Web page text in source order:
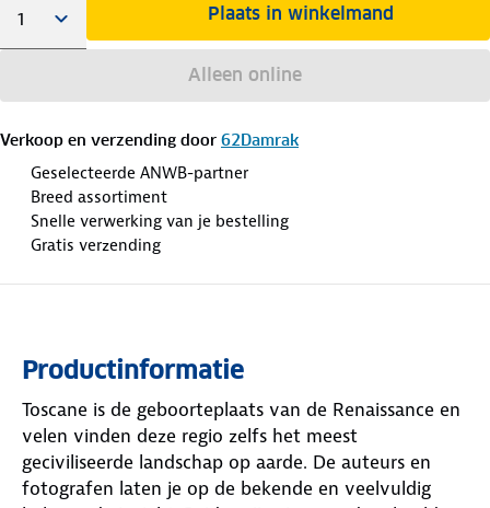
Plaats in winkelmand
Alleen online
Verkoop en verzending door 62Damrak
Geselecteerde ANWB-partner
Breed assortiment
Snelle verwerking van je bestelling
Gratis verzending
Productinformatie
Toscane is de geboorteplaats van de Renaissance en
velen vinden deze regio zelfs het meest
geciviliseerde landschap op aarde. De auteurs en
fotografen laten je op de bekende en veelvuldig